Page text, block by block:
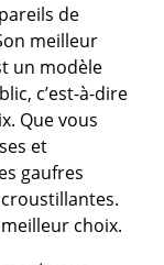
de
meilleur
un modèle
c’est-à-dire
Que vous
et
gaufres
choix.